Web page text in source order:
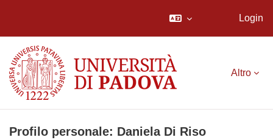
Login
Altro
Profilo personale: Daniela Di Riso